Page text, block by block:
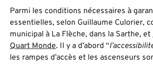
Parmi les conditions nécessaires à
essentielles, selon Guillaume Culorier,
municipal à La Flèche, dans la Sarthe, et
Quart Monde. Il y a d’abord “
les rampes d’accès et les ascenseurs